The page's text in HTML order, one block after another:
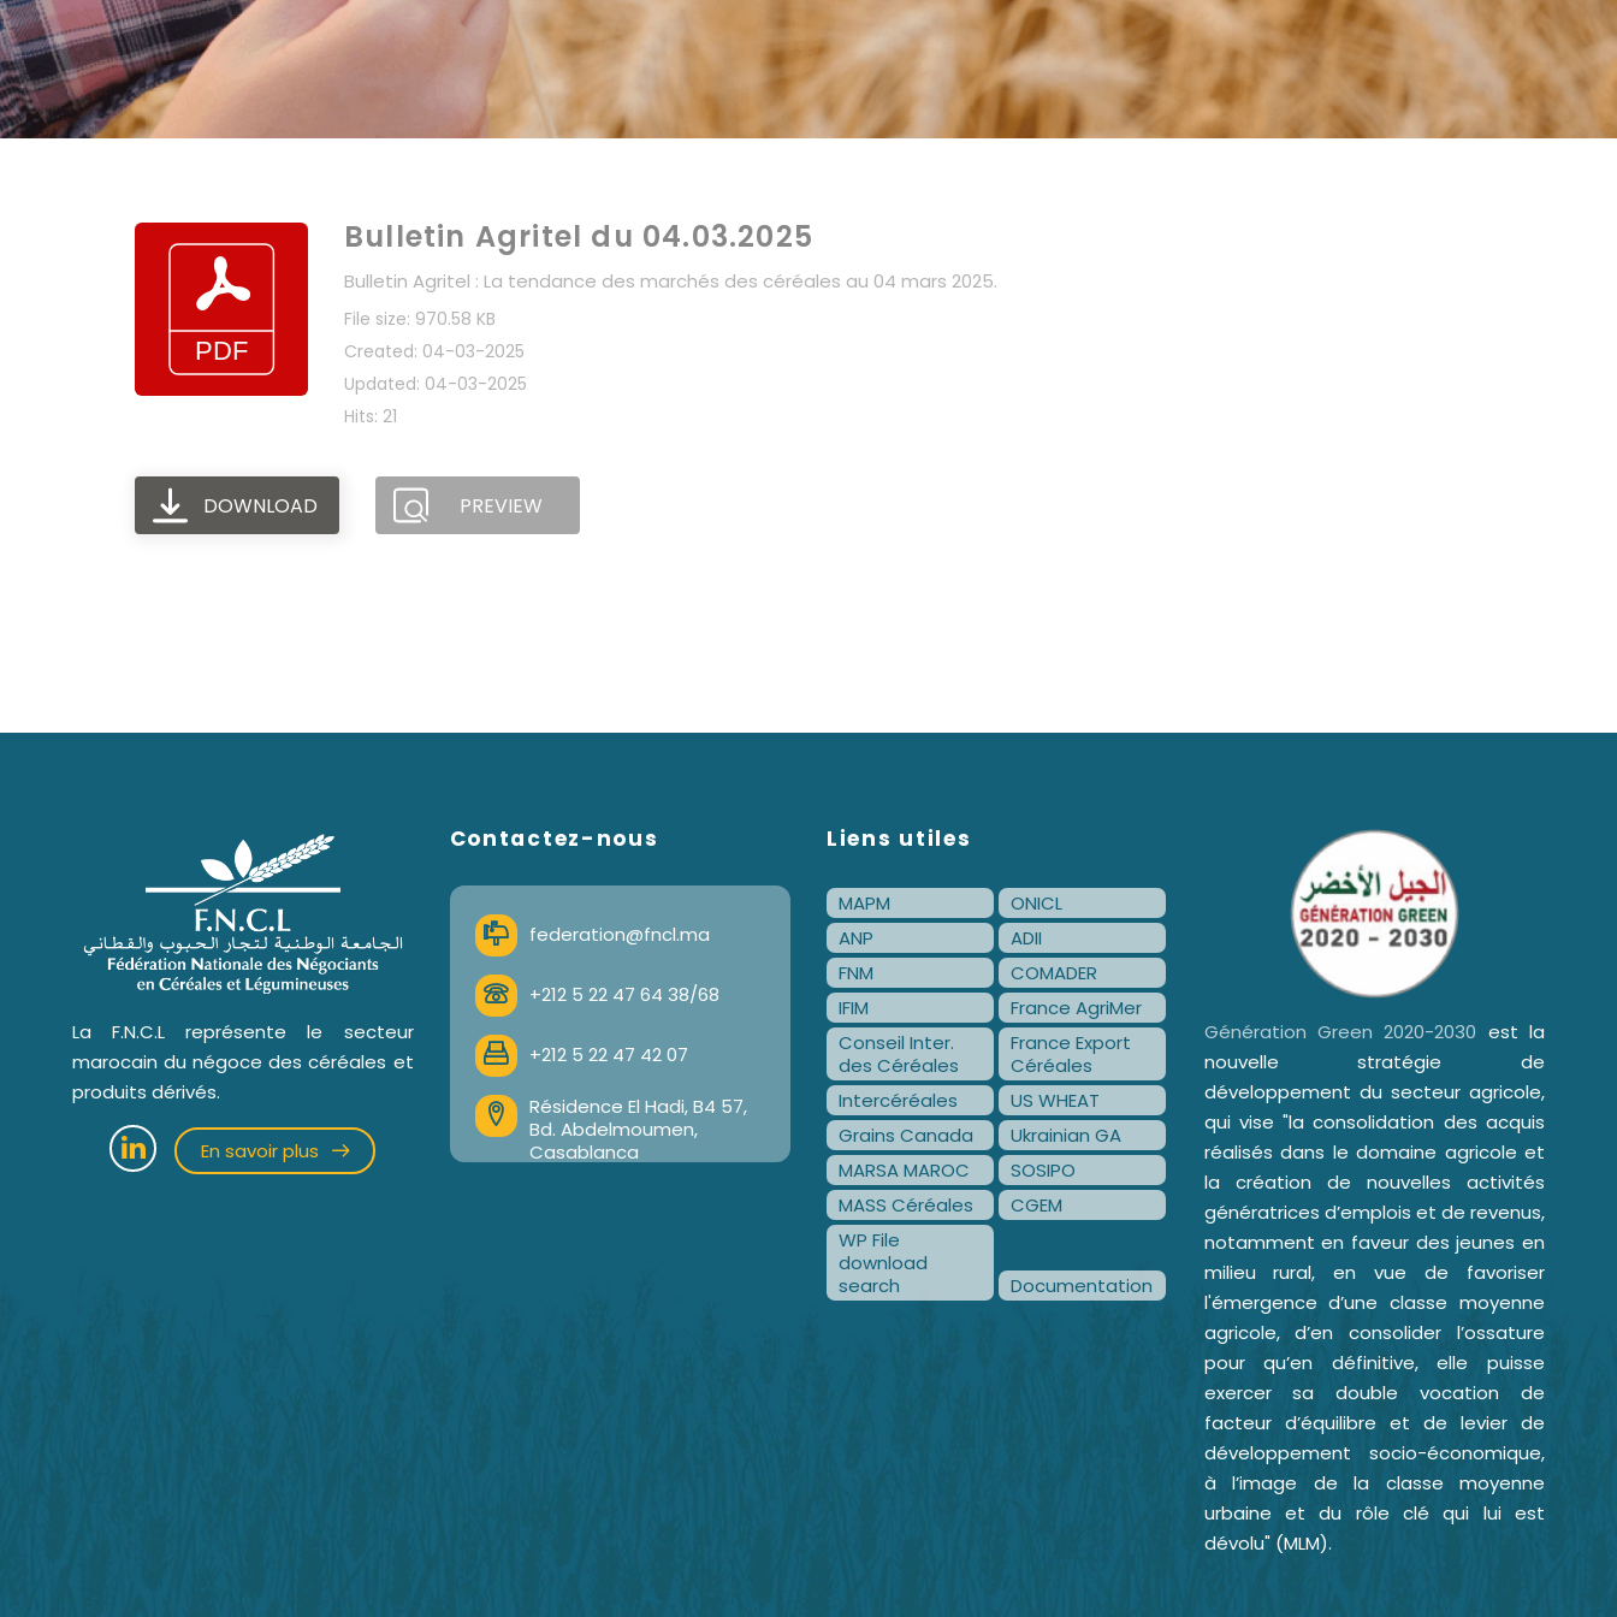
Bulletin Agritel du 04.03.2025
Bulletin Agritel : La tendance des marchés des céréales au 04 mars 2025.
File size: 970.58 KB
Created: 04-03-2025
Updated: 04-03-2025
Hits: 21
DOWNLOAD PREVIEW
La F.N.C.L représente le secteur
marocain du négoce des céréales et
produits dérivés.
En savoir plus
Contactez-nous
federation@fncl.ma
+212 5 22 47 64 38/68
+212 5 22 47 42 07
Résidence El Hadi, B4 57,
Bd. Abdelmoumen,
Casablanca
Liens utiles
MAPM
ONICL
ANP
ADII
FNM
COMADER
IFIM
France AgriMer
Conseil Inter.
des Céréales
France Export
Céréales
Intercéréales
US WHEAT
Grains Canada
Ukrainian GA
MARSA MAROC
SOSIPO
MASS Céréales
CGEM
WP File
download
search
Documentation
Génération Green 2020-2030 est la
nouvelle stratégie de
développement du secteur agricole,
qui vise "la consolidation des acquis
réalisés dans le domaine agricole et
la création de nouvelles activités
génératrices d’emplois et de revenus,
notamment en faveur des jeunes en
milieu rural, en vue de favoriser
l'émergence d’une classe moyenne
agricole, d’en consolider l’ossature
pour qu’en définitive, elle puisse
exercer sa double vocation de
facteur d’équilibre et de levier de
développement socio-économique,
à l’image de la classe moyenne
urbaine et du rôle clé qui lui est
dévolu" (MLM).